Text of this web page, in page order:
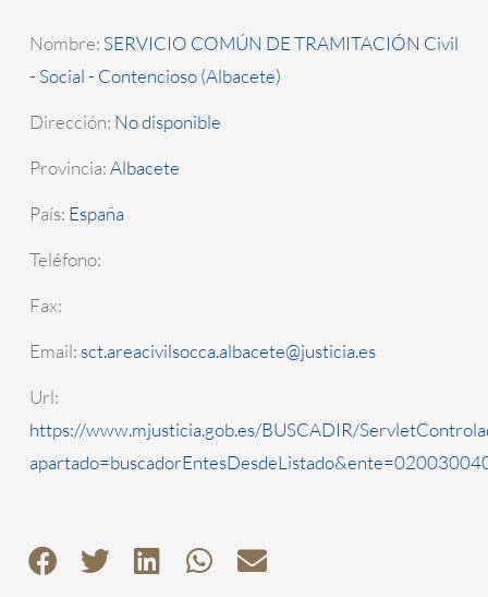
Nombre: SERVICIO COMÚN DE TRAMITACIÓN Civil
- Social - Contencioso (Albacete)
Dirección: No disponible
Provincia:Albacete
País: España
Teléfono:
Fax:
Email: sct.areacivilsocca.albacete@justicia.es
Url:
https://www.mjusticia.gob.es/BUSCADIR/